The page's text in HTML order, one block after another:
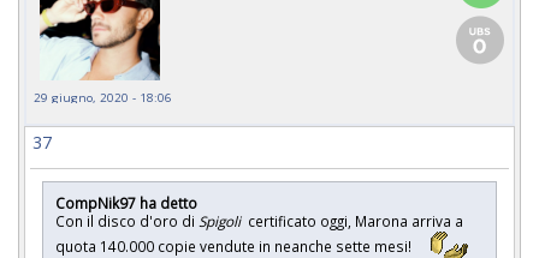
29 giugno, 2020 - 18:06
37
CompNik97 ha detto
Con il disco d'oro di Spigoli certificato oggi, Marona arriva a
quota 140.000 copie vendute in neanche sette mesi!